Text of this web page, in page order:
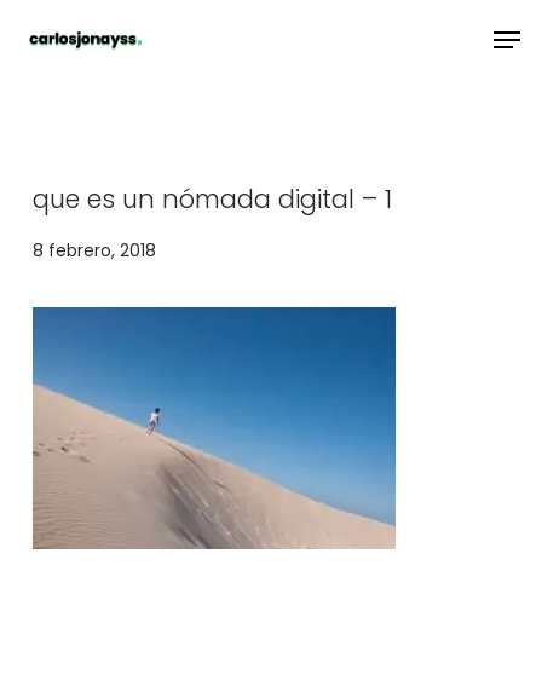
que es un nómada digital – 1
8 febrero, 2018